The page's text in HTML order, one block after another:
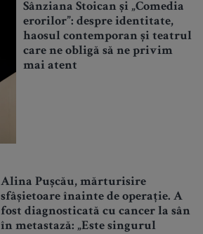
Sânziana Stoican și „Comedia
erorilor”: despre identitate,
haosul contemporan și teatrul
care ne obligă să ne privim
mai atent
Alina Pușcău, mărturisire
sfâșietoare înainte de operație. A
fost diagnosticată cu cancer la sân
în metastază: „Este singurul